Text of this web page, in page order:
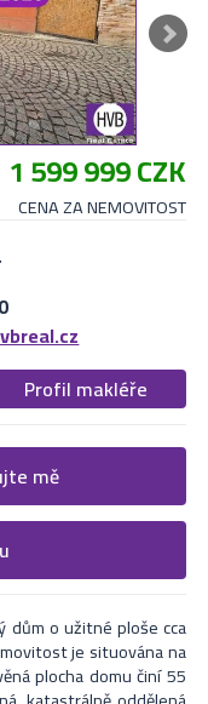
1 599 999 CZK
CENA ZA NEMOVITOST
Profil makléře
co by Vás zajímalo. V
mě
dům o užitné ploše cca
je situována na
plocha domu činí 55